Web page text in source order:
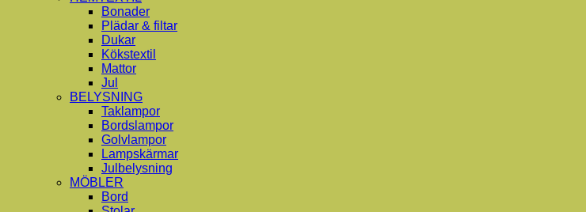
Bonader
Plädar & filtar
Dukar
Kökstextil
Mattor
Jul
BELYSNING
Taklampor
Bordslampor
Golvlampor
Lampskärmar
Julbelysning
MÖBLER
Bord